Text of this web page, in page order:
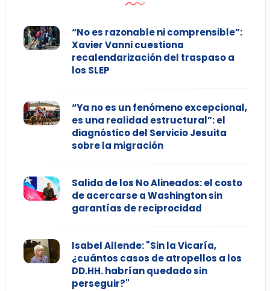
“No es razonable ni comprensible”:
Xavier Vanni cuestiona
recalendarización del traspaso a
los SLEP
“Ya no es un fenómeno excepcional,
es una realidad estructural”: el
diagnóstico del Servicio Jesuita
sobre la migración
Salida de los No Alineados: el costo
de acercarse a Washington sin
garantías de reciprocidad
Isabel Allende: "Sin la Vicaría,
¿cuántos casos de atropellos a los
DD.HH. habrían quedado sin
perseguir?"